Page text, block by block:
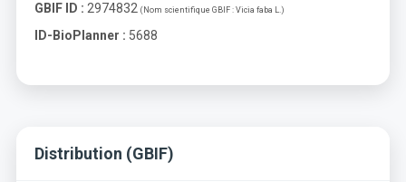
GBIF ID : 2974832 (Nom scientifique GBIF : Vicia faba L.)
ID-BioPlanner : 5688
Distribution (GBIF)